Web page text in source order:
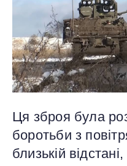
Ця зброя була
боротьби з
близькій